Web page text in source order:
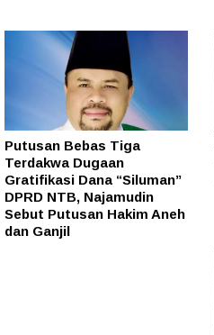
Putusan Bebas Tiga
Terdakwa Dugaan
Gratifikasi Dana “Siluman”
DPRD NTB, Najamudin
Sebut Putusan Hakim Aneh
dan Ganjil